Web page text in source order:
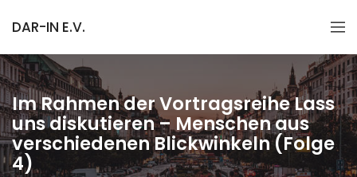
DAR-IN E.V.
Im Rahmen der Vortragsreihe Lass
uns diskutieren – Menschen aus
verschiedenen Blickwinkeln (Folge
4)